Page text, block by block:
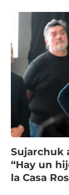
Sujarchuk
“Hay un
la Casa